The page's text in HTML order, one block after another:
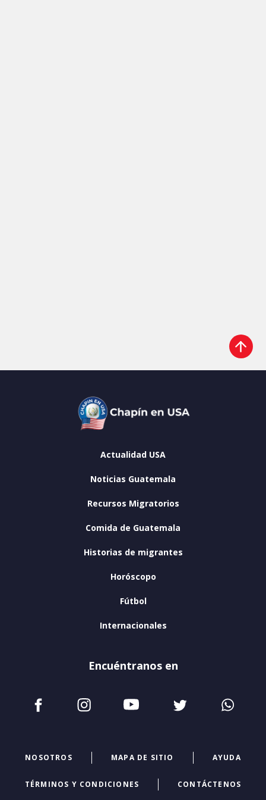
Actualidad USA
Noticias Guatemala
Recursos Migratorios
Comida de Guatemala
Historias de migrantes
Horóscopo
Fútbol
Internacionales
Encuéntranos en
NOSOTROS MAPA DE SITIO AYUDA
TÉRMINOS Y CONDICIONES CONTÁCTENOS